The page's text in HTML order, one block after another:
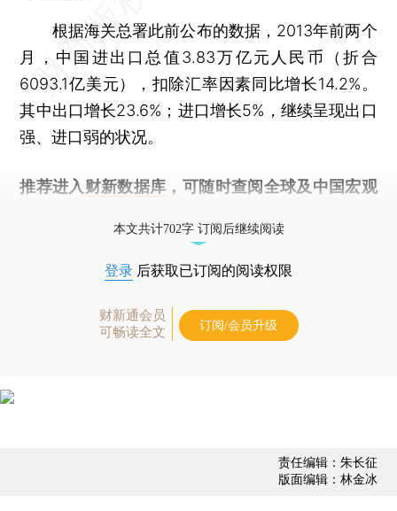
根据海关总署此前公布的数据，2013年前两个
月，中国进出口总值3.83万亿元人民币（折合
6093.1亿美元），扣除汇率因素同比增长14.2%。
其中出口增长23.6%；进口增长5%，继续呈现出口
强、进口弱的状况。
推荐进入 财新数据库 ，可随时查阅全球及中国宏观
本文共计702字 订阅后继续阅读
登录 后获取已订阅的阅读权限
财新通会员
可畅读全文
订阅/会员升级
责任编辑：朱长征
版面编辑：林金冰